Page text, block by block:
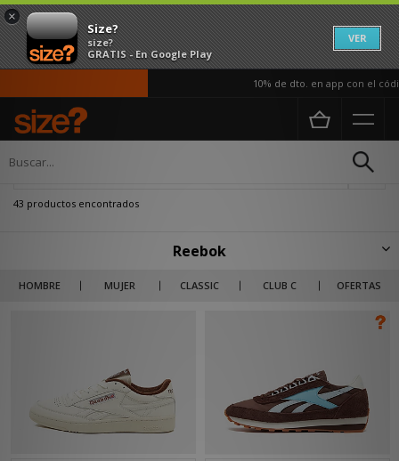
×
Size?
size?
GRATIS - En Google Play
VER
10% de dto. en app con el código
Página principal
43 productos encontrados
Reebok
HOMBRE MUJER CLASSIC CLUB C OFERTAS
La historia de Reebok se remonta a 1958 cuando el fabricante de calzado
J. W. Foster crea la marca y le pone como nombre una palabra africana
las encontrarás en size?, como sus famosas Classic Leather, la reedición
de las Club C 85 o los modelos Workout.